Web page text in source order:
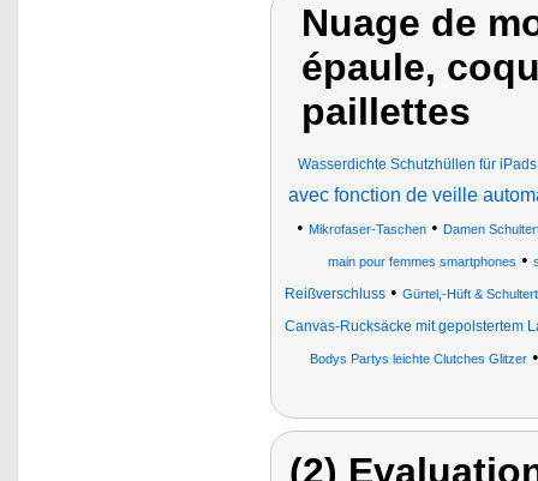
Nuage de
épaule,
paillettes
Wasserdichte Schutzhüllen für
avec fonction de veille
• Mikrofaser-Taschen • Damen
main pour femmes smartphones •
Reißverschluss• Gürtel,-Hüft &
Canvas-Rucksäcke mit gepolstertem
Bodys Partys leichte Clutches Glitzer
(2)